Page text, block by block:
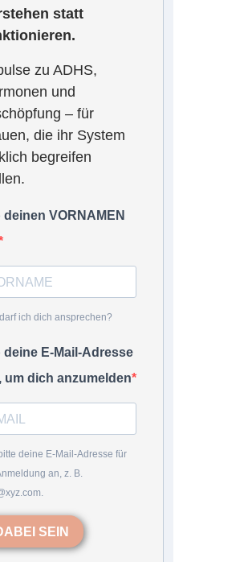
statt
zu ADHS,
und
– für
die ihr System
begreifen
deinen VORNAMEN
ich dich ansprechen?
deine E-Mail-Adresse
um dich anzumelden
deine E-Mail-Adresse für
an, z. B.
SEIN